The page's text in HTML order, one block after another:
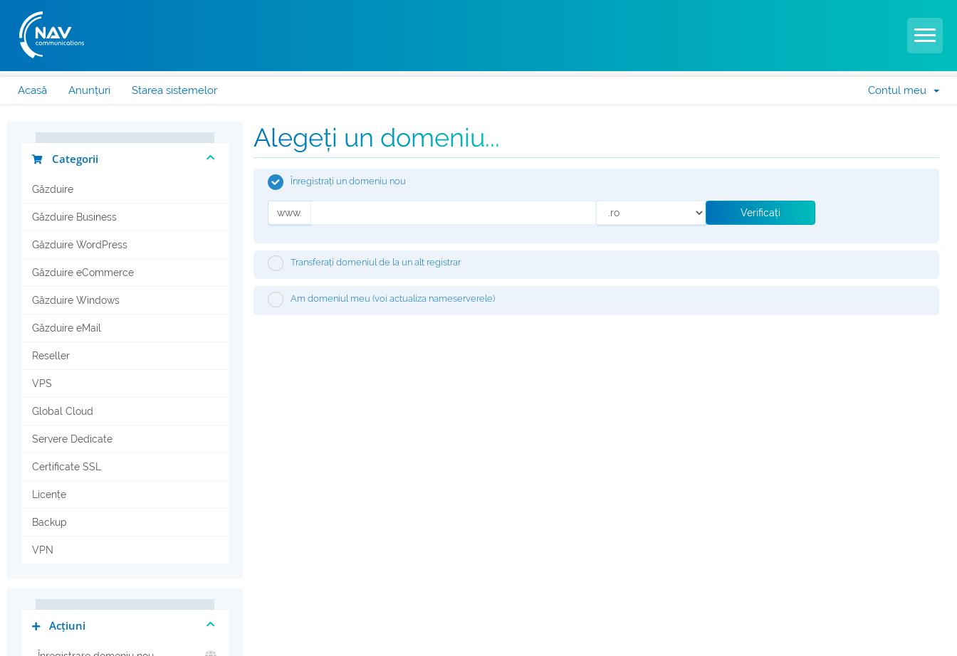
Acasă Anunțuri Starea sistemelor Contul meu
Categorii
Găzduire
Găzduire Business
Găzduire WordPress
Găzduire eCommerce
Găzduire Windows
Găzduire eMail
Reseller
VPS
Global Cloud
Servere Dedicate
Certificate SSL
Licențe
Backup
VPN
Acțiuni
Alegeți un domeniu...
Înregistrați un domeniu nou
www. Verificați
Transferați domeniul de la un alt registrar
Am domeniul meu (voi actualiza nameserverele)